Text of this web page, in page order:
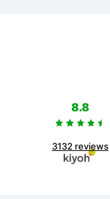
8.8
3132 reviews